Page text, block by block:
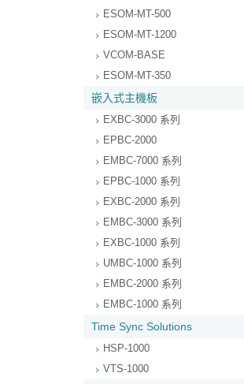
ESOM-MT-500
ESOM-MT-1200
VCOM-BASE
ESOM-MT-350
嵌入式主機板
EXBC-3000 系列
EPBC-2000
EMBC-7000 系列
EPBC-1000 系列
EXBC-2000 系列
EMBC-3000 系列
EXBC-1000 系列
UMBC-1000 系列
EMBC-2000 系列
EMBC-1000 系列
Time Sync Solutions
HSP-1000
VTS-1000